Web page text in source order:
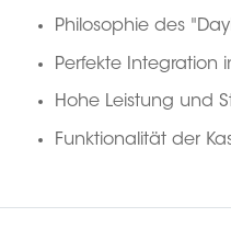
Philosophie des
Perfekte Integration
Hohe Leistung und
Funktionalität der